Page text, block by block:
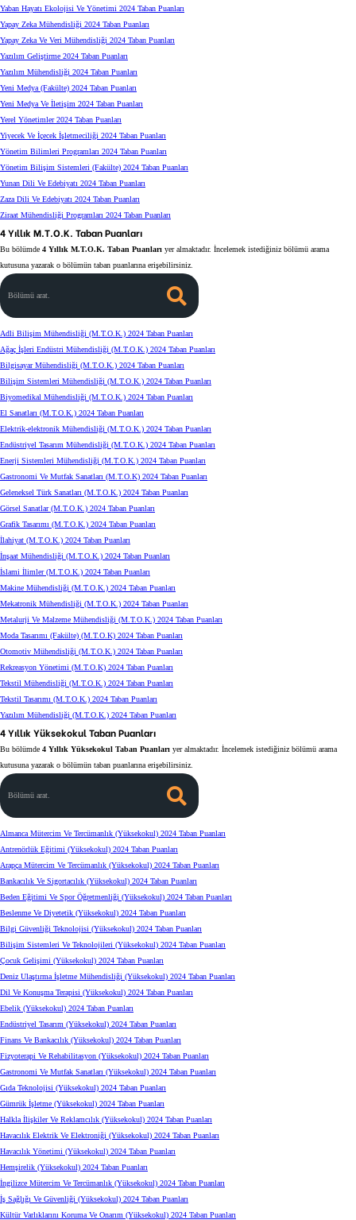
Yaban Hayatı Ekolojisi Ve Yönetimi 2024 Taban Puanları
Yapay Zeka Mühendisliği 2024 Taban Puanları
Yapay Zeka Ve Veri Mühendisliği 2024 Taban Puanları
Yazılım Geliştirme 2024 Taban Puanları
Yazılım Mühendisliği 2024 Taban Puanları
Yeni Medya (Fakülte) 2024 Taban Puanları
Yeni Medya Ve İletişim 2024 Taban Puanları
Yerel Yönetimler 2024 Taban Puanları
Yiyecek Ve İçecek İşletmeciliği 2024 Taban Puanları
Yönetim Bilimleri Programları 2024 Taban Puanları
Yönetim Bilişim Sistemleri (Fakülte) 2024 Taban Puanları
Yunan Dili Ve Edebiyatı 2024 Taban Puanları
Zaza Dili Ve Edebiyatı 2024 Taban Puanları
Ziraat Mühendisliği Programları 2024 Taban Puanları
4 Yıllık M.T.O.K. Taban Puanları
Bu bölümde 4 Yıllık M.T.O.K. Taban Puanları yer almaktadır. İncelemek istediğiniz bölümü arama
kutusuna yazarak o bölümün taban puanlarına erişebilirsiniz.
Bölümü arat.
Adli Bilişim Mühendisliği (M.T.O.K.) 2024 Taban Puanları
Ağaç İşleri Endüstri Mühendisliği (M.T.O.K.) 2024 Taban Puanları
Bilgisayar Mühendisliği (M.T.O.K.) 2024 Taban Puanları
Bilişim Sistemleri Mühendisliği (M.T.O.K.) 2024 Taban Puanları
Biyomedikal Mühendisliği (M.T.O.K.) 2024 Taban Puanları
El Sanatları (M.T.O.K.) 2024 Taban Puanları
Elektrik-elektronik Mühendisliği (M.T.O.K.) 2024 Taban Puanları
Endüstriyel Tasarım Mühendisliği (M.T.O.K.) 2024 Taban Puanları
Enerji Sistemleri Mühendisliği (M.T.O.K.) 2024 Taban Puanları
Gastronomi Ve Mutfak Sanatları (M.T.O.K) 2024 Taban Puanları
Geleneksel Türk Sanatları (M.T.O.K.) 2024 Taban Puanları
Görsel Sanatlar (M.T.O.K.) 2024 Taban Puanları
Grafik Tasarımı (M.T.O.K.) 2024 Taban Puanları
İlahiyat (M.T.O.K.) 2024 Taban Puanları
İnşaat Mühendisliği (M.T.O.K.) 2024 Taban Puanları
İslami İlimler (M.T.O.K.) 2024 Taban Puanları
Makine Mühendisliği (M.T.O.K.) 2024 Taban Puanları
Mekatronik Mühendisliği (M.T.O.K.) 2024 Taban Puanları
Metalurji Ve Malzeme Mühendisliği (M.T.O.K.) 2024 Taban Puanları
Moda Tasarımı (Fakülte) (M.T.O.K) 2024 Taban Puanları
Otomotiv Mühendisliği (M.T.O.K.) 2024 Taban Puanları
Rekreasyon Yönetimi (M.T.O.K) 2024 Taban Puanları
Tekstil Mühendisliği (M.T.O.K.) 2024 Taban Puanları
Tekstil Tasarımı (M.T.O.K.) 2024 Taban Puanları
Yazılım Mühendisliği (M.T.O.K.) 2024 Taban Puanları
4 Yıllık Yüksekokul Taban Puanları
Bu bölümde 4 Yıllık Yüksekokul Taban Puanları yer almaktadır. İncelemek istediğiniz bölümü arama
kutusuna yazarak o bölümün taban puanlarına erişebilirsiniz.
Bölümü arat.
Almanca Mütercim Ve Tercümanlık (Yüksekokul) 2024 Taban Puanları
Antrenörlük Eğitimi (Yüksekokul) 2024 Taban Puanları
Arapça Mütercim Ve Tercümanlık (Yüksekokul) 2024 Taban Puanları
Bankacılık Ve Sigortacılık (Yüksekokul) 2024 Taban Puanları
Beden Eğitimi Ve Spor Öğretmenliği (Yüksekokul) 2024 Taban Puanları
Beslenme Ve Diyetetik (Yüksekokul) 2024 Taban Puanları
Bilgi Güvenliği Teknolojisi (Yüksekokul) 2024 Taban Puanları
Bilişim Sistemleri Ve Teknolojileri (Yüksekokul) 2024 Taban Puanları
Çocuk Gelişimi (Yüksekokul) 2024 Taban Puanları
Deniz Ulaştırma İşletme Mühendisliği (Yüksekokul) 2024 Taban Puanları
Dil Ve Konuşma Terapisi (Yüksekokul) 2024 Taban Puanları
Ebelik (Yüksekokul) 2024 Taban Puanları
Endüstriyel Tasarım (Yüksekokul) 2024 Taban Puanları
Finans Ve Bankacılık (Yüksekokul) 2024 Taban Puanları
Fizyoterapi Ve Rehabilitasyon (Yüksekokul) 2024 Taban Puanları
Gastronomi Ve Mutfak Sanatları (Yüksekokul) 2024 Taban Puanları
Gıda Teknolojisi (Yüksekokul) 2024 Taban Puanları
Gümrük İşletme (Yüksekokul) 2024 Taban Puanları
Halkla İlişkiler Ve Reklamcılık (Yüksekokul) 2024 Taban Puanları
Havacılık Elektrik Ve Elektroniği (Yüksekokul) 2024 Taban Puanları
Havacılık Yönetimi (Yüksekokul) 2024 Taban Puanları
Hemşirelik (Yüksekokul) 2024 Taban Puanları
İngilizce Mütercim Ve Tercümanlık (Yüksekokul) 2024 Taban Puanları
İş Sağlığı Ve Güvenliği (Yüksekokul) 2024 Taban Puanları
Kültür Varlıklarını Koruma Ve Onarım (Yüksekokul) 2024 Taban Puanları